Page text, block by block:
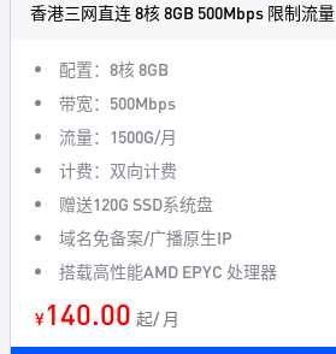
香港三网直连 8核 8GB 500Mbps 限制流量
配置：8核 8GB
带宽：500Mbps
流量：1500G/月
计费：双向计费
赠送120G SSD系统盘
域名免备案/广播原生IP
搭载高性能AMD EPYC 处理器
¥140.00 起/ 月